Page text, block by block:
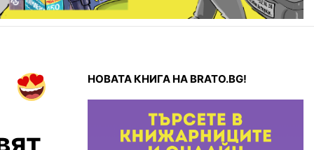
НОВАТА КНИГА НА BRATO.BG!